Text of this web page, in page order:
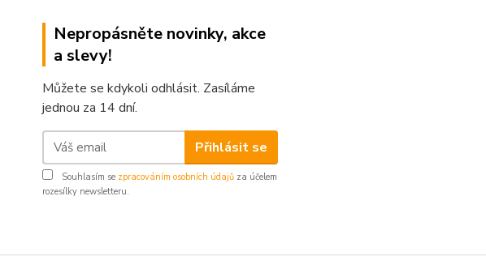
Nepropásněte novinky, akce
a slevy!
Můžete se kdykoli odhlásit. Zasíláme
jednou za 14 dní.
Přihlásit se
Souhlasím se zpracováním osobních údajů za účelem
rozesílky newsletteru.